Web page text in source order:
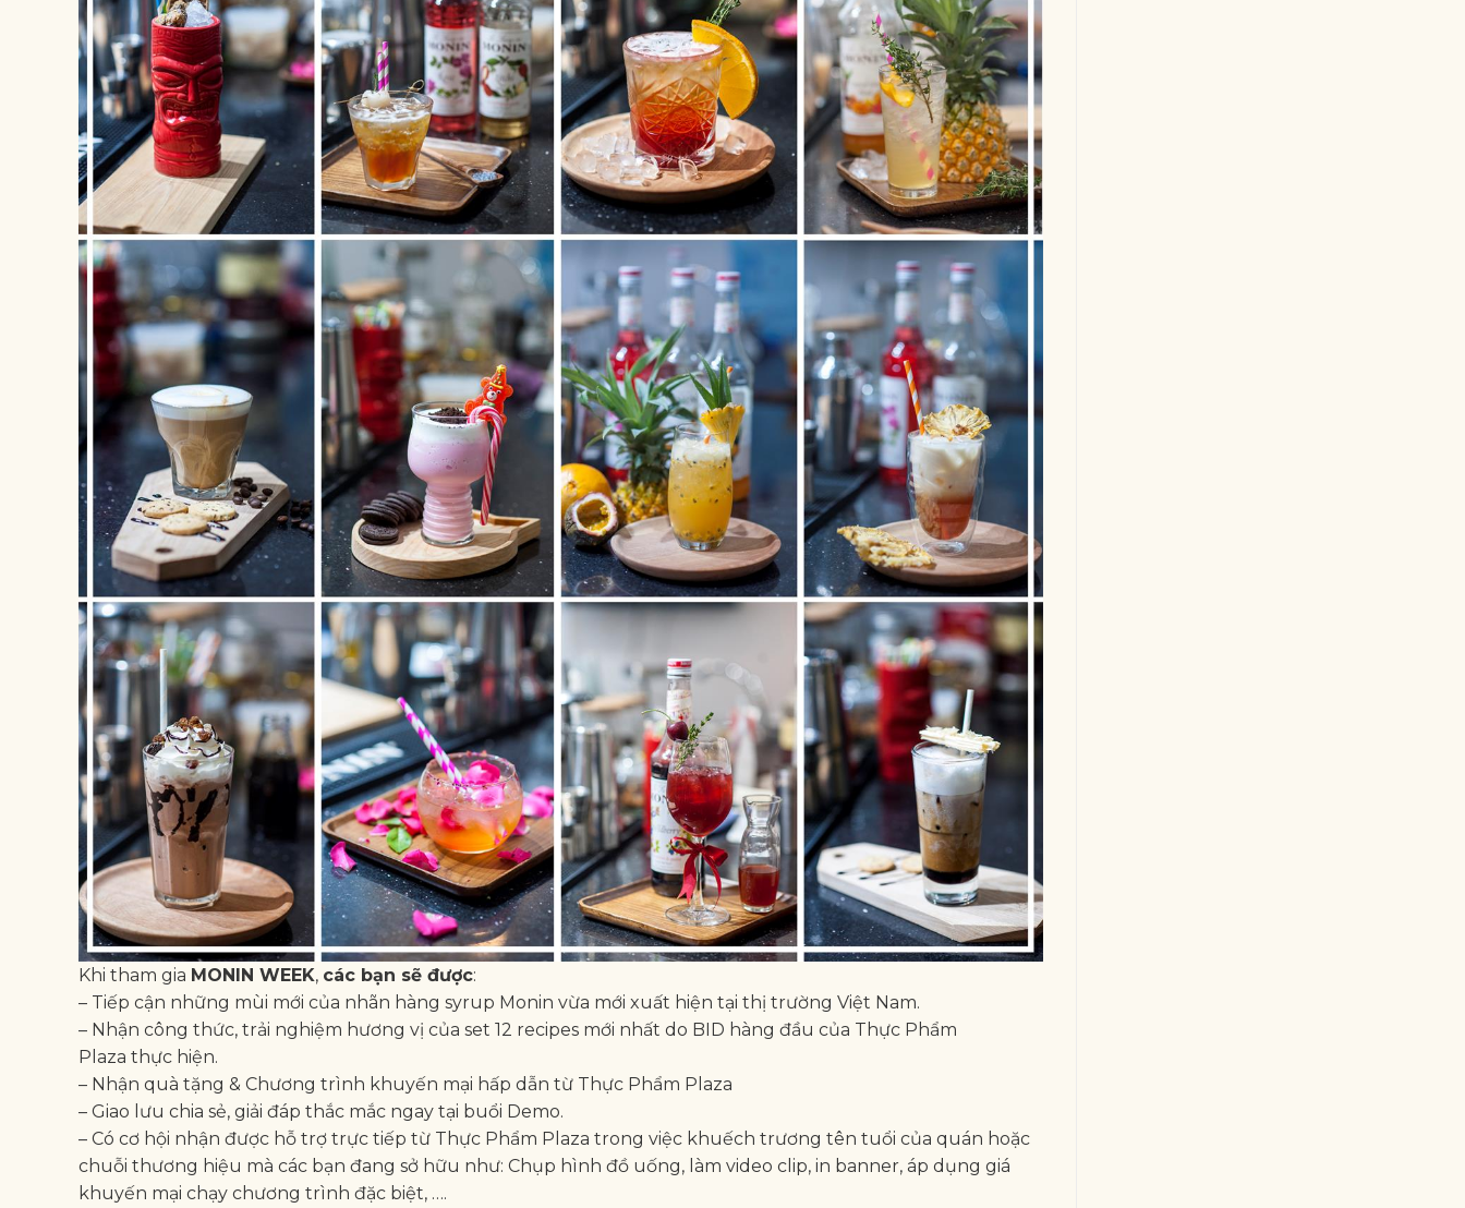
Khi tham gia MONIN WEEK, các bạn sẽ được:
– Tiếp cận những mùi mới của nhãn hàng syrup Monin vừa mới xuất hiện tại thị trường Việt Nam.
– Nhận công thức, trải nghiệm hương vị của set 12 recipes mới nhất do BID hàng đầu của Thực Phẩm
Plaza thực hiện.
– Nhận quà tặng & Chương trình khuyến mại hấp dẫn từ Thực Phẩm Plaza
– Giao lưu chia sẻ, giải đáp thắc mắc ngay tại buổi Demo.
– Có cơ hội nhận được hỗ trợ trực tiếp từ Thực Phẩm Plaza trong việc khuếch trương tên tuổi của quán hoặc
chuỗi thương hiệu mà các bạn đang sở hữu như: Chụp hình đồ uống, làm video clip, in banner, áp dụng giá
khuyến mại chạy chương trình đặc biệt, ….